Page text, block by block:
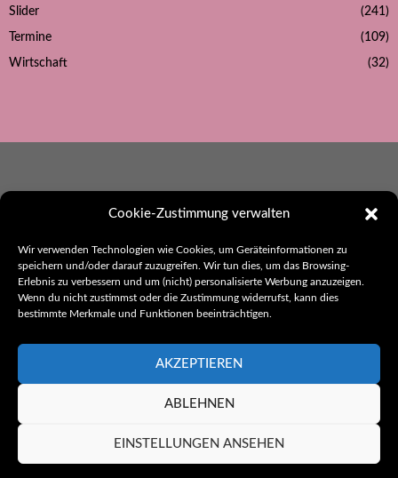
Cookie-Zustimmung verwalten
Wir verwenden Technologien wie Cookies, um Geräteinformationen zu
speichern und/oder darauf zuzugreifen. Wir tun dies, um das Browsing-
Erlebnis zu verbessern und um (nicht) personalisierte Werbung anzuzeigen.
Wenn du nicht zustimmst oder die Zustimmung widerrufst, kann dies
bestimmte Merkmale und Funktionen beeinträchtigen.
AKZEPTIEREN
ABLEHNEN
EINSTELLUNGEN ANSEHEN
Slider (241)
Termine (109)
Wirtschaft (32)
Ebbes aus Hohenlohe
Herausgeber:
thak. Werbung und Kommunikation
Rothenburger Str. 26
E-Mail:kontakt@ebbes-aus-hohenlohe.de